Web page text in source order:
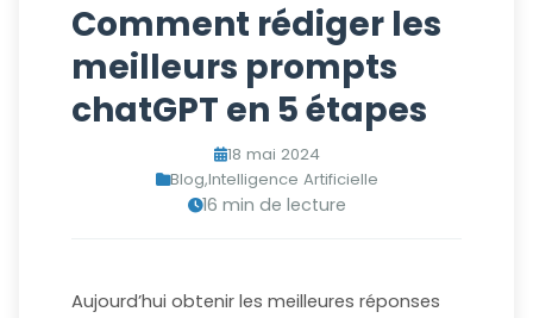
Comment rédiger les
meilleurs prompts
chatGPT en 5 étapes
18 mai 2024
Blog,Intelligence Artificielle
16 min de lecture
Aujourd’hui obtenir les meilleures réponses